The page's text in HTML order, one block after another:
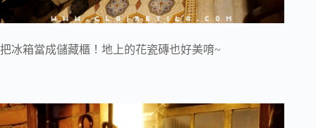
把冰箱當成儲藏櫃！地上的花瓷磚也好美唷~